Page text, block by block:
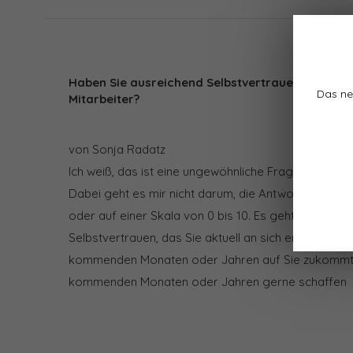
Das
Haben Sie ausreichend Selbstvertrauen? Und
Mitarbeiter?
von Sonja Radatz
Ich weiß, das ist eine ungewöhnliche Frage: Wieviel
Dabei geht es mir nicht darum, die Antwort in einer
oder auf einer Skala von 0 bis 10. Es geht mir
Selbstvertrauen, das Sie aktuell an sich erleben,
kommenden Monaten oder Jahren auf Sie
kommenden Monaten oder Jahren gerne schaffen